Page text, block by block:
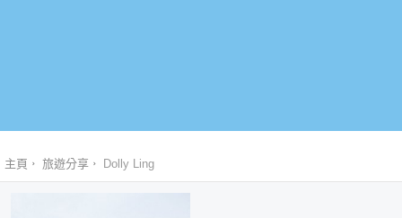
主頁 旅遊分享 Dolly Ling